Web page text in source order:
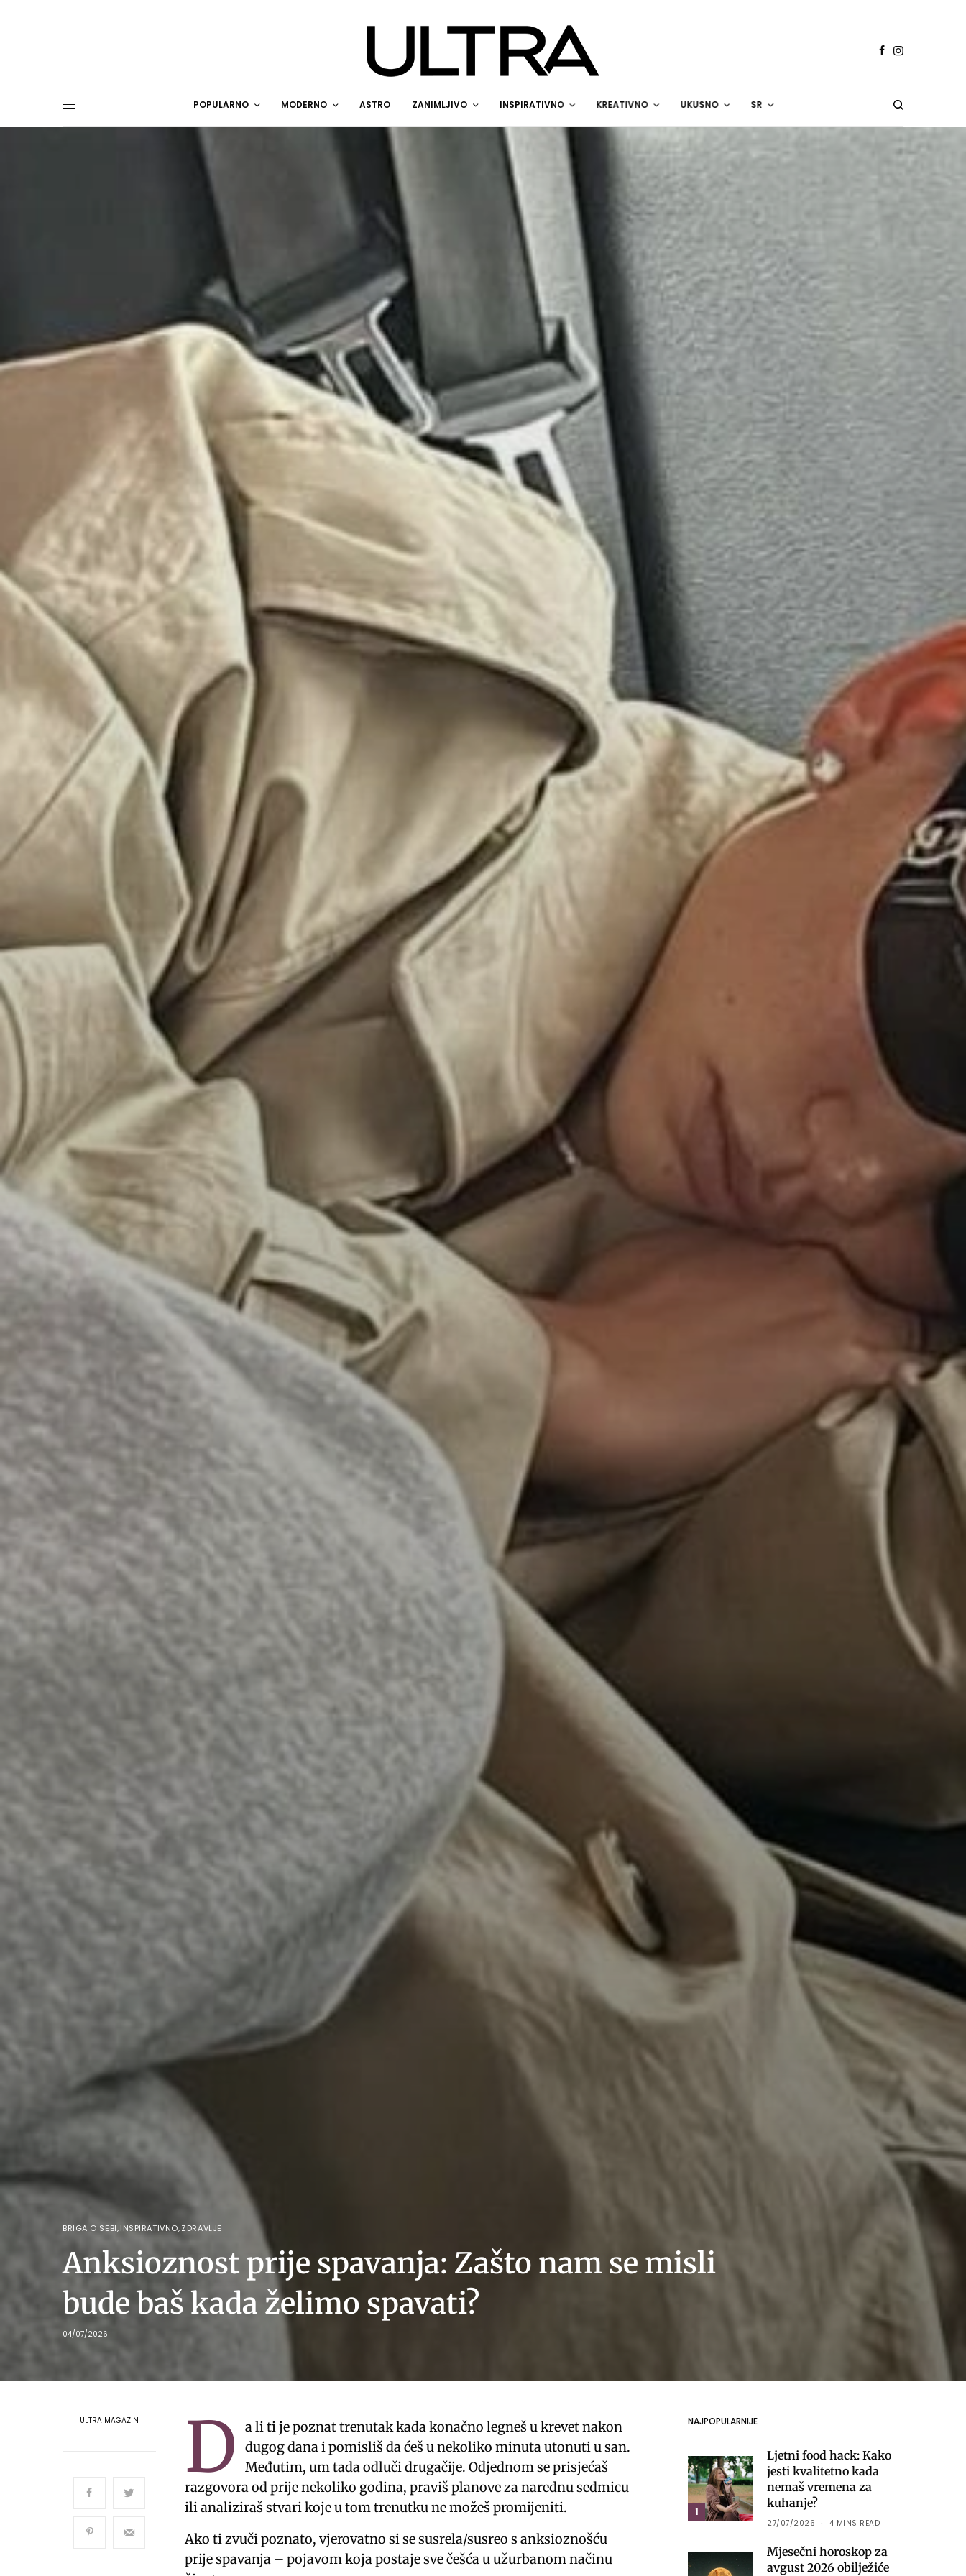
POPULARNO MODERNO ASTRO ZANIMLJIVO INSPIRATIVNO KREATIVNO UKUSNO SR
BRIGA O SEBI,INSPIRATIVNO,ZDRAVLJE
Anksioznost prije spavanja: Zašto nam se misli
bude baš kada želimo spavati?
04/07/2026
ULTRA MAGAZIN D
a li ti je poznat trenutak kada konačno legneš u krevet nakon
dugog dana i pomisliš da ćeš u nekoliko minuta utonuti u san.
Međutim, um tada odluči drugačije. Odjednom se prisjećaš
razgovora od prije nekoliko godina, praviš planove za narednu sedmicu
ili analiziraš stvari koje u tom trenutku ne možeš promijeniti.
Ako ti zvuči poznato, vjerovatno si se susrela/susreo s anksioznošću
prije spavanja – pojavom koja postaje sve češća u užurbanom načinu
NAJPOPULARNIJE
1
Ljetni food hack: Kako
jesti kvalitetno kada
nemaš vremena za
kuhanje?
27/07/2026 4 MINS READ
Mjesečni horoskop za
avgust 2026 obilježiće